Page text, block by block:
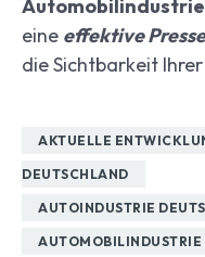
Automobilindustrie
eine effektive
die Sichtbarkeit
AKTUELLE
DEUTSCHLAND
AUTOINDUSTRIE
AUTOMOBILINDUSTRIE